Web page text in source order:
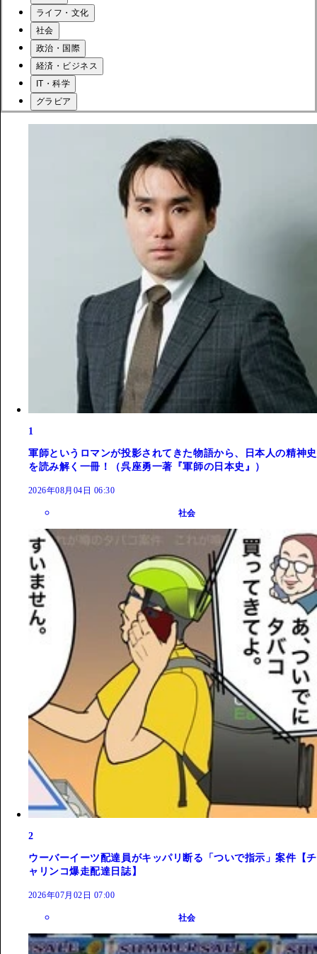
ライフ・文化
社会
政治・国際
経済・ビジネス
IT・科学
グラビア
1
軍師というロマンが投影されてきた物語から、日本人の精神史
を読み解く一冊！（呉座勇一著『軍師の日本史』）
2026年08月04日 06:30
社会
2
ウーバーイーツ配達員がキッパリ断る「ついで指示」案件【チ
ャリンコ爆走配達日誌】
2026年07月02日 07:00
社会